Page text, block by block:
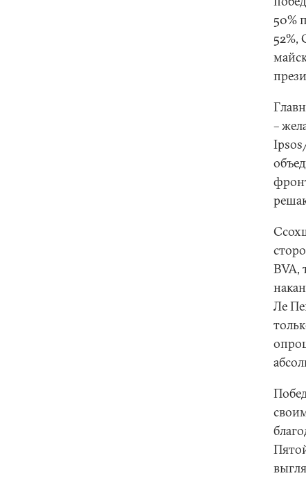
50%
52%,
–
BVA,
Ле